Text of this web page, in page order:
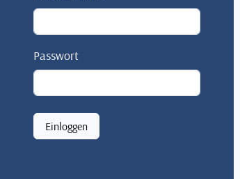
Passwort
Einloggen